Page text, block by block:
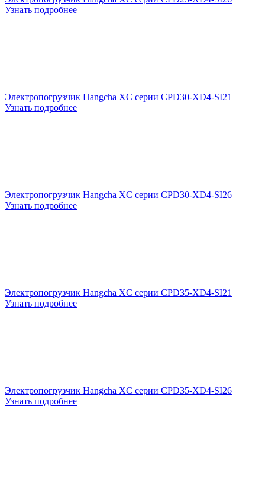
Узнать подробнее
Электропогрузчик Hangcha XC серии CPD30-XD4-SI21
Узнать подробнее
Электропогрузчик Hangcha XC серии CPD30-XD4-SI26
Узнать подробнее
Электропогрузчик Hangcha XC серии CPD35-XD4-SI21
Узнать подробнее
Электропогрузчик Hangcha XC серии CPD35-XD4-SI26
Узнать подробнее